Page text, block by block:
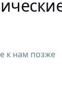
к нам позже